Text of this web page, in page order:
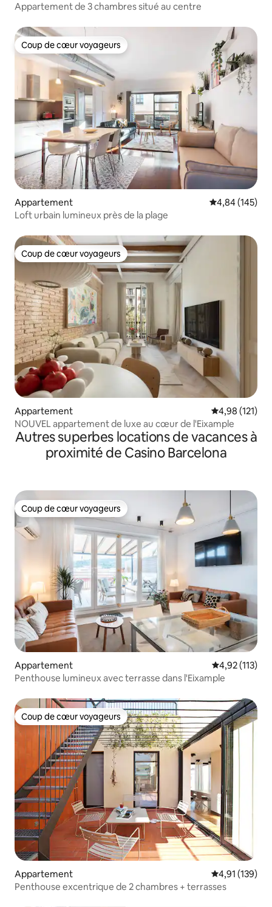
Appartement de 3 chambres situé au centre
Coup de cœur voyageurs
Coup de cœur voyageurs
Appartement Évaluation
4,84 (145)
Loft urbain lumineux près de la plage
Coup de cœur voyageurs
Coup de cœur voyageurs
Appartement Évaluation
4,98 (121)
NOUVEL appartement de luxe au cœur de l'Eixample
Autres superbes locations de vacances à
proximité de Casino Barcelona
Coup de cœur voyageurs
Coup de cœur voyageurs
Appartement Évaluation
4,92 (113)
Penthouse lumineux avec terrasse dans l'Eixample
Coup de cœur voyageurs
Coup de cœur voyageurs
Appartement Évaluation
4,91 (139)
Penthouse excentrique de 2 chambres + terrasses